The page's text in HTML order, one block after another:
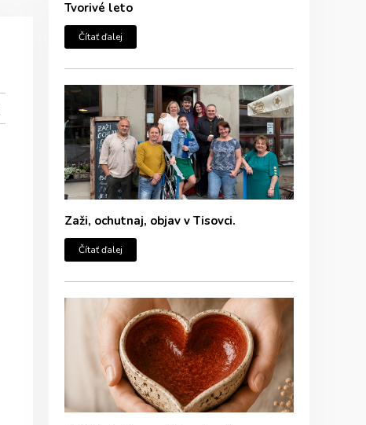
Tvorivé leto
Čítať ďalej
Zaži, ochutnaj, objav v Tisovci.
Čítať ďalej